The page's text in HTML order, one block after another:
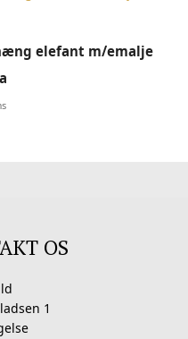
elefant m/emalje
OS
1